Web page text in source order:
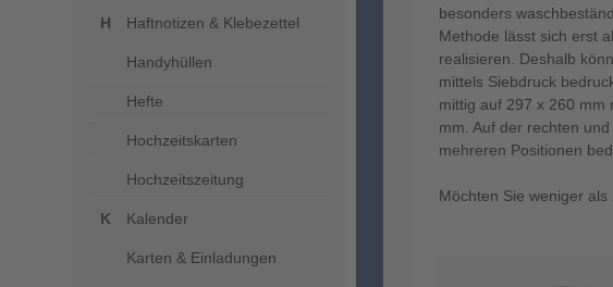
Haftnotizen & Klebezettel
Handyhüllen
Hefte
Hochzeitskarten
Hochzeitszeitung
Kalender
Karten & Einladungen
besonders
Methode lässt sich erst
realisieren. Deshalb
mittels Siebdruck
mittig auf 297 x 260 mm
mm. Auf der rechten
mehreren Positionen
Möchten Sie weniger